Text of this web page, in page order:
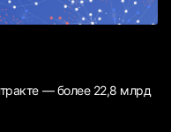
— более 22,8 млрд